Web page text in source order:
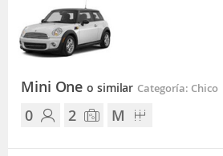
Mini Oneo similar Categoría: Chico
0 2 M